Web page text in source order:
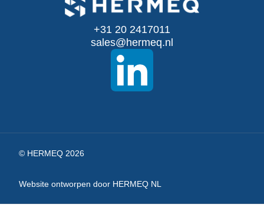
+31 20 2417011
sales@hermeq.nl
© HERMEQ 2026
Website ontworpen door HERMEQ NL